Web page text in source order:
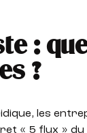
:
?
les
« 5 flux » du